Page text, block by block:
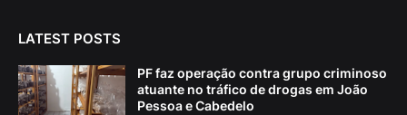
LATEST POSTS
PF faz operação contra grupo criminoso
atuante no tráfico de drogas em João
Pessoa e Cabedelo